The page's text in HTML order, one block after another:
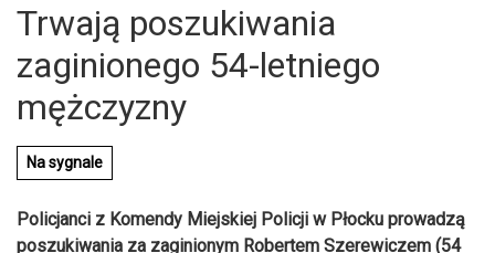
Trwają poszukiwania
zaginionego 54-letniego
mężczyzny
Na sygnale
Policjanci z Komendy Miejskiej Policji w Płocku prowadzą
poszukiwania za zaginionym Robertem Szerewiczem (54